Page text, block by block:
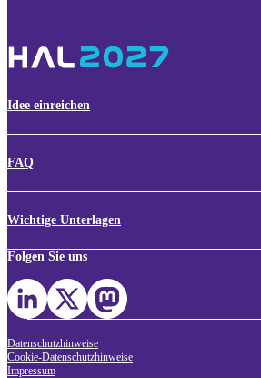
Idee einreichen
FAQ
Wichtige Unterlagen
Folgen Sie uns
Datenschutzhinweise
Cookie-Datenschutzhinweise
Impressum